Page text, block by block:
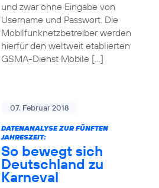
und zwar ohne Eingabe von
Username und Passwort. Die
Mobilfunknetzbetreiber werden
hierfür den weltweit etablierten
GSMA-Dienst Mobile […]
07. Februar 2018
DATENANALYSE ZUR FÜNFTEN
JAHRESZEIT:
So bewegt sich
Deutschland zu
Karneval